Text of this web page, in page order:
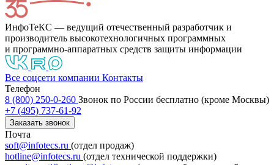
ИнфоТеКС — ведущий отечественный разработчик и
производитель высокотехнологичных программных
и программно-аппаратных средств защиты информации
Все соцсети компании Контакты
Телефон
8 (800) 250-0-260 Звонок по России бесплатно (кроме Москвы)
+7 (495) 737-61-92
Заказать звонок
Почта
soft@infotecs.ru (отдел продаж)
hotline@infotecs.ru (отдел технической поддержки)